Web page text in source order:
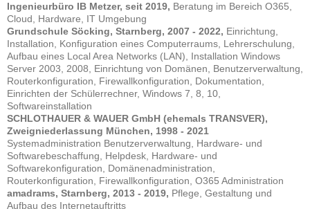
Ingenieurbüro IB Metzer, seit 2019, Beratung im Bereich O365,
Cloud, Hardware, IT Umgebung
Grundschule Söcking, Starnberg, 2007 - 2022, Einrichtung,
Installation, Konfiguration eines Computerraums, Lehrerschulung,
Aufbau eines Local Area Networks (LAN), Installation Windows
Server 2003, 2008, Einrichtung von Domänen, Benutzerverwaltung,
Routerkonfiguration, Firewallkonfiguration, Dokumentation,
Einrichten der Schülerrechner, Windows 7, 8, 10,
Softwareinstallation
SCHLOTHAUER & WAUER GmbH (ehemals TRANSVER),
Zweigniederlassung München, 1998 - 2021
Systemadministration Benutzerverwaltung, Hardware- und
Softwarebeschaffung, Helpdesk, Hardware- und
Softwarekonfiguration, Domänenadministration,
Routerkonfiguration, Firewallkonfiguration, O365 Administration
amadrams, Starnberg, 2013 - 2019, Pflege, Gestaltung und
Aufbau des Internetauftritts